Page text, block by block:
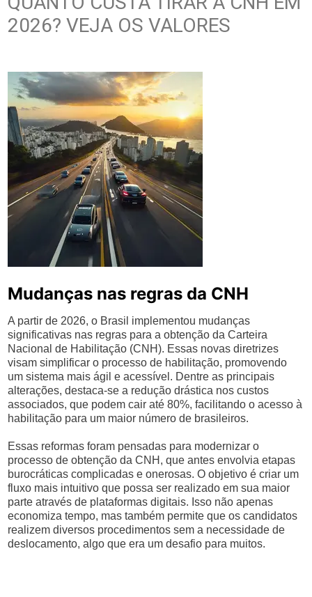
2026? VEJA OS VALORES
Mudanças nas regras da CNH
A partir de 2026, o Brasil implementou mudanças
significativas nas regras para a obtenção da Carteira
Nacional de Habilitação (CNH). Essas novas diretrizes
visam simplificar o processo de habilitação, promovendo
um sistema mais ágil e acessível. Dentre as principais
alterações, destaca-se a redução drástica nos custos
associados, que podem cair até 80%, facilitando o acesso à
habilitação para um maior número de brasileiros.
Essas reformas foram pensadas para modernizar o
processo de obtenção da CNH, que antes envolvia etapas
burocráticas complicadas e onerosas. O objetivo é criar um
fluxo mais intuitivo que possa ser realizado em sua maior
parte através de plataformas digitais. Isso não apenas
economiza tempo, mas também permite que os candidatos
realizem diversos procedimentos sem a necessidade de
deslocamento, algo que era um desafio para muitos.